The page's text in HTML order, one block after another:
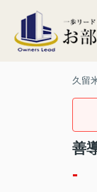
久留
善
-